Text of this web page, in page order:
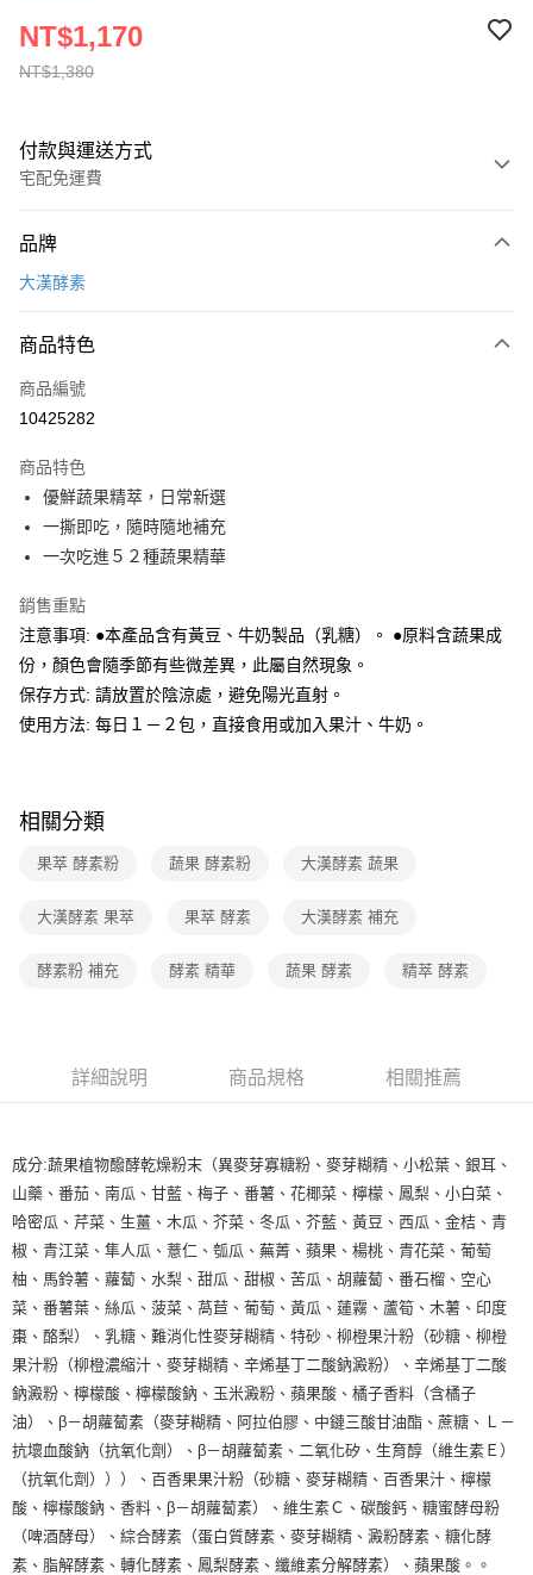
NT$1,380
NT$1,170
付款與運送方式
宅配免運費
全家線上支付
本島宅配-活動商品
免運費
免運費
品牌
大漢酵素
商品特色
商品編號
10425282
商品特色
優鮮蔬果精萃，日常新選
一撕即吃，隨時隨地補充
一次吃進５２種蔬果精華
銷售重點
注意事項: ●本產品含有黃豆、牛奶製品（乳糖）。 ●原料含蔬果成
份，顏色會隨季節有些微差異，此屬自然現象。
保存方式: 請放置於陰涼處，避免陽光直射。
使用方法: 每日１－２包，直接食用或加入果汁、牛奶。
相關分類
果萃 酵素粉 蔬果 酵素粉 大漢酵素 蔬果
大漢酵素 果萃 果萃 酵素 大漢酵素 補充
酵素粉 補充 酵素 精華 蔬果 酵素 精萃 酵素
詳細說明 商品規格 相關推薦
成分:蔬果植物醱酵乾燥粉末（異麥芽寡糖粉、麥芽糊精、小松葉、銀耳、
山藥、番茄、南瓜、甘藍、梅子、番薯、花椰菜、檸檬、鳳梨、小白菜、
哈密瓜、芹菜、生薑、木瓜、芥菜、冬瓜、芥藍、黃豆、西瓜、金桔、青
椒、青江菜、隼人瓜、薏仁、瓠瓜、蕪菁、蘋果、楊桃、青花菜、葡萄
柚、馬鈴薯、蘿蔔、水梨、甜瓜、甜椒、苦瓜、胡蘿蔔、番石榴、空心
菜、番薯葉、絲瓜、菠菜、萵苣、葡萄、黃瓜、蓮霧、蘆筍、木薯、印度
棗、酪梨）、乳糖、難消化性麥芽糊精、特砂、柳橙果汁粉（砂糖、柳橙
果汁粉（柳橙濃縮汁、麥芽糊精、辛烯基丁二酸鈉澱粉）、辛烯基丁二酸
鈉澱粉、檸檬酸、檸檬酸鈉、玉米澱粉、蘋果酸、橘子香料（含橘子
油）、β－胡蘿蔔素（麥芽糊精、阿拉伯膠、中鏈三酸甘油酯、蔗糖、Ｌ－
抗壞血酸鈉（抗氧化劑）、β－胡蘿蔔素、二氧化矽、生育醇（維生素Ｅ）
（抗氧化劑）））、百香果果汁粉（砂糖、麥芽糊精、百香果汁、檸檬
酸、檸檬酸鈉、香料、β－胡蘿蔔素）、維生素Ｃ、碳酸鈣、糖蜜酵母粉
（啤酒酵母）、綜合酵素（蛋白質酵素、麥芽糊精、澱粉酵素、糖化酵
素、脂解酵素、轉化酵素、鳳梨酵素、纖維素分解酵素）、蘋果酸。。